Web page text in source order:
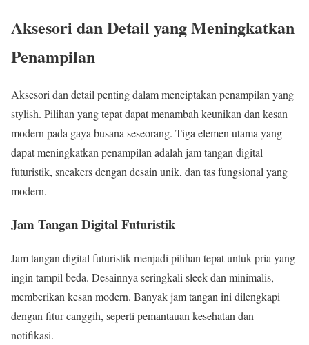
Aksesori dan Detail yang Meningkatkan
Penampilan
Aksesori dan detail penting dalam menciptakan penampilan yang
stylish. Pilihan yang tepat dapat menambah keunikan dan kesan
modern pada gaya busana seseorang. Tiga elemen utama yang
dapat meningkatkan penampilan adalah jam tangan digital
futuristik, sneakers dengan desain unik, dan tas fungsional yang
modern.
Jam Tangan Digital Futuristik
Jam tangan digital futuristik menjadi pilihan tepat untuk pria yang
ingin tampil beda. Desainnya seringkali sleek dan minimalis,
memberikan kesan modern. Banyak jam tangan ini dilengkapi
dengan fitur canggih, seperti pemantauan kesehatan dan
notifikasi.